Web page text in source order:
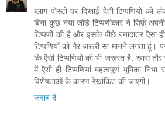
ब्लाग पोस्टों पर दिखाई देती टिप्पणियों
बिना कुछ नया जोडे टिप्पणीकार ने सिर्फ़
टिप्पणी की है और इसके पीछे ज्यादातर ऎसा
टिप्पणियों को गैर जरूरी सा मानने लगता हूं।
कि ऎसी टिप्पणियों की भी जरूरत है, खास तौर
में ऎसी ही टिप्पणियां महत्वपूर्ण भूमिका
विशेषताओं के कारण रेखांकित की जाएंगी।
जवाब दें